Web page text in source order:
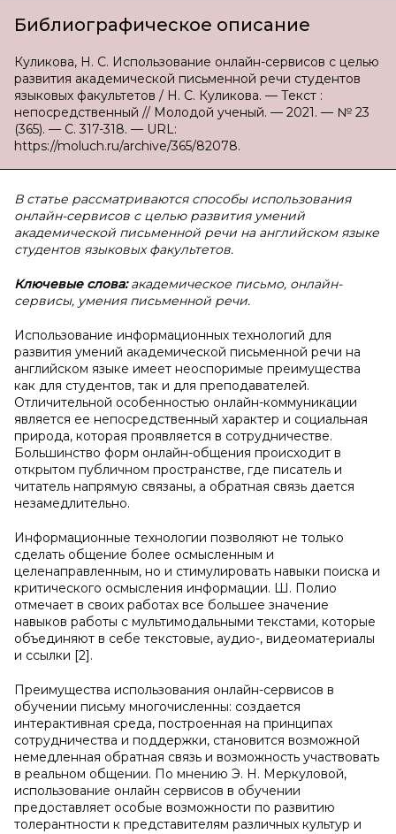
Библиографическое описание
Куликова, Н. С. Использование онлайн-сервисов с целью
развития академической письменной речи студентов
языковых факультетов / Н. С. Куликова. — Текст :
непосредственный // Молодой ученый. — 2021. — № 23
(365). — С. 317-318. — URL:
https://moluch.ru/archive/365/82078.
В статье рассматриваются способы использования
онлайн-сервисов с целью развития умений
академической письменной речи на английском языке
студентов языковых факультетов.
Ключевые слова:академическое письмо, онлайн-
сервисы, умения письменной речи.
Использование информационных технологий для
развития умений академической письменной речи на
английском языке имеет неоспоримые преимущества
как для студентов, так и для преподавателей.
Отличительной особенностью онлайн-коммуникации
является ее непосредственный характер и социальная
природа, которая проявляется в сотрудничестве.
Большинство форм онлайн-общения происходит в
открытом публичном пространстве, где писатель и
читатель напрямую связаны, а обратная связь дается
незамедлительно.
Информационные технологии позволяют не только
сделать общение более осмысленным и
целенаправленным, но и стимулировать навыки поиска и
критического осмысления информации. Ш. Полио
отмечает в своих работах все большее значение
навыков работы с мультимодальными текстами, которые
объединяют в себе текстовые, аудио-, видеоматериалы
и ссылки [2].
Преимущества использования онлайн-сервисов в
обучении письму многочисленны: создается
интерактивная среда, построенная на принципах
сотрудничества и поддержки, становится возможной
немедленная обратная связь и возможность участвовать
в реальном общении. По мнению Э. Н. Меркуловой,
использование онлайн сервисов в обучении
предоставляет особые возможности по развитию
толерантности к представителям различных культур и